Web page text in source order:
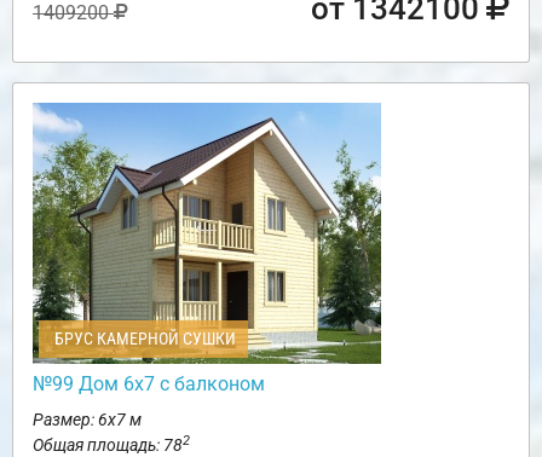
1409200 от 1342100
БРУС КАМЕРНОЙ СУШКИ
№99 Дом 6х7 с балконом
Размер: 6х7 м
Общая площадь: 782